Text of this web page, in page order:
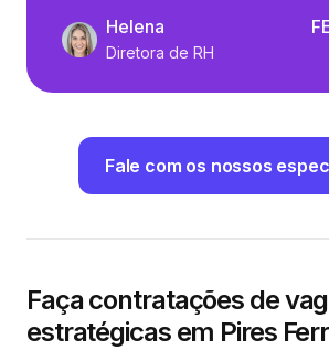
Helena
Diretora de RH
Fale com os nossos
Faça contratações de
estratégicas em Pires